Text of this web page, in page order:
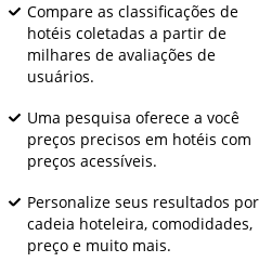
Compare as classificações de
hotéis coletadas a partir de
milhares de avaliações de
usuários.
Uma pesquisa oferece a você
preços precisos em hotéis com
preços acessíveis.
Personalize seus resultados por
cadeia hoteleira, comodidades,
preço e muito mais.